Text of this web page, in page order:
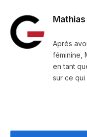
Après
féminine,
en tant
sur ce qui